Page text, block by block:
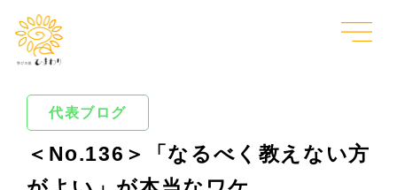
代表ブログ
＜No.136＞「なるべく教えない方